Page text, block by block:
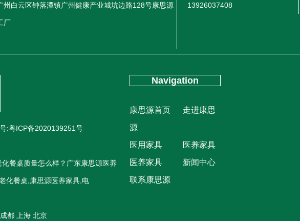
州白云区钟落潭镇广州健康产业城坑边路128号康思源
厂
13926037408
:粤ICP备2020139251号
餐桌质量怎么样？广东康思源医养
化餐桌,康思源医养家具,电
成都 上海 北京
Navigation
康思源首页
走进康思
源
医用家具
医养家具
医养家具 新闻中心
联系康思源